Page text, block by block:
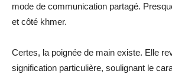
mode de communication partagé.
et côté khmer.
Certes, la poignée de main existe. Elle
signification particulière, soulignant le